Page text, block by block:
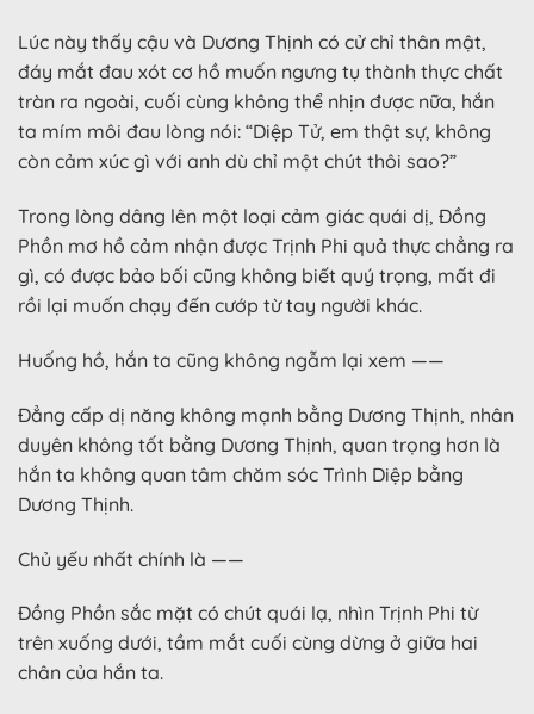
Lúc này thấy cậu và Dương Thịnh có cử chỉ thân mật,
đáy mắt đau xót cơ hồ muốn ngưng tụ thành thực chất
tràn ra ngoài, cuối cùng không thể nhịn được nữa, hắn
ta mím môi đau lòng nói: “Diệp Tử, em thật sự, không
còn cảm xúc gì với anh dù chỉ một chút thôi sao?”
Trong lòng dâng lên một loại cảm giác quái dị, Đồng
Phồn mơ hồ cảm nhận được Trịnh Phi quả thực chẳng ra
gì, có được bảo bối cũng không biết quý trọng, mất đi
rồi lại muốn chạy đến cướp từ tay người khác.
Huống hồ, hắn ta cũng không ngẫm lại xem ——
Đẳng cấp dị năng không mạnh bằng Dương Thịnh, nhân
duyên không tốt bằng Dương Thịnh, quan trọng hơn là
hắn ta không quan tâm chăm sóc Trình Diệp bằng
Dương Thịnh.
Chủ yếu nhất chính là ——
Đồng Phồn sắc mặt có chút quái lạ, nhìn Trịnh Phi từ
trên xuống dưới, tầm mắt cuối cùng dừng ở giữa hai
chân của hắn ta.